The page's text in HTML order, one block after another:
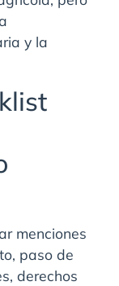
y la
menciones
paso de
derechos